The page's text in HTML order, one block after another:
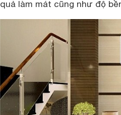
quả làm mát cũng như độ